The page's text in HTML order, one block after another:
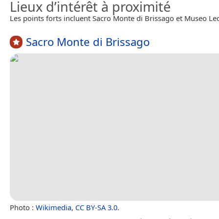
Lieux d’intérêt à proximité
Les points forts incluent Sacro Monte di Brissago et Museo
Sacro Monte di Brissago
Photo : Wikimedia, CC BY-SA 3.0.